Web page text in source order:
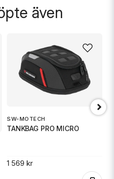
även
SW-MOTECH
TANKBAG PRO MICRO
1 569 kr